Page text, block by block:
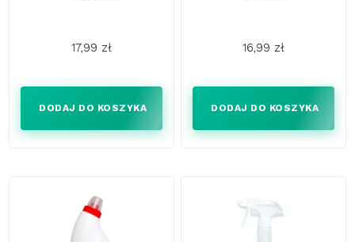
17,99 zł
DODAJ DO KOSZYKA
16,99 zł
DODAJ DO KOSZYKA